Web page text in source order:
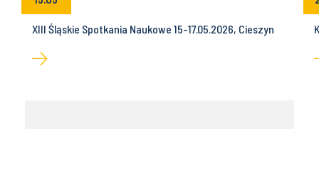
XIII Śląskie Spotkania Naukowe 15-17.05.2026, Cieszyn